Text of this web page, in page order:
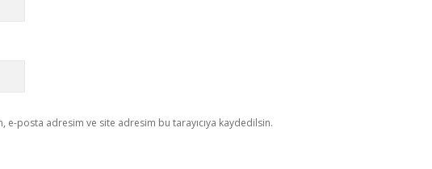
e-posta adresim ve site adresim bu tarayıcıya kaydedilsin.